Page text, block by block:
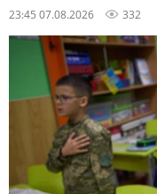
23:45 07.08.2026 332